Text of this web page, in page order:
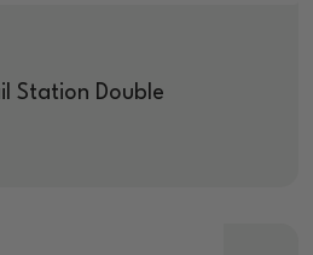
Station Double